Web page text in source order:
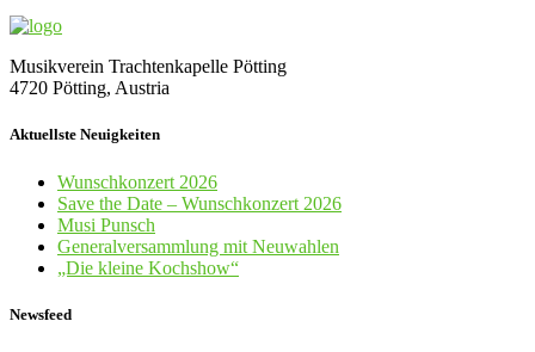
Musikverein Trachtenkapelle Pötting
4720 Pötting, Austria
Aktuellste Neuigkeiten
Wunschkonzert 2026
Save the Date – Wunschkonzert 2026
Musi Punsch
Generalversammlung mit Neuwahlen
„Die kleine Kochshow“
Newsfeed